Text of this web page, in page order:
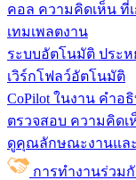
คอล ความคิดเห็น ที่
เทมเพลตงาน
ระบบอัตโนมัติ ประห
เวิร์กโฟลว์อัตโนมัติ
CoPilot ในงาน คำอธิ
ตรวจสอบ ความคิดเ
ดูคุณลักษณะงานแล
การทำงานร่วม